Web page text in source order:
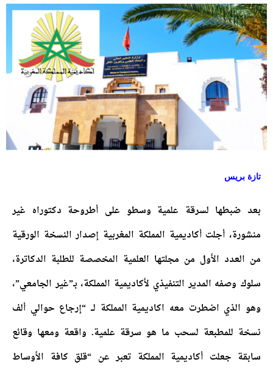
تازة بريس
بعد ضبطها لسرقة علمية وسطو على أطروحة دكتوراه غير
منشورة، أجلت أكاديمية المملكة المغربية إصدار النسخة الورقية
من العدد الأول من مجلتها العلمية المخصصة للطلبة الدكاترة،
سلوك وصفه المدير التنفيذي لأكاديمية المملكة، بـ”غير الجامعي”،
وهو الذي اضطرت معه اكاديمية المملكة لــ “إرجاع حوالي ألف
نسخة للمطبعة لسحب ما هو سرقة علمية. واقعة ومعها وقائع
سابقة جعلت أكاديمية المملكة تعبر عن “قلق كافة الأوساط